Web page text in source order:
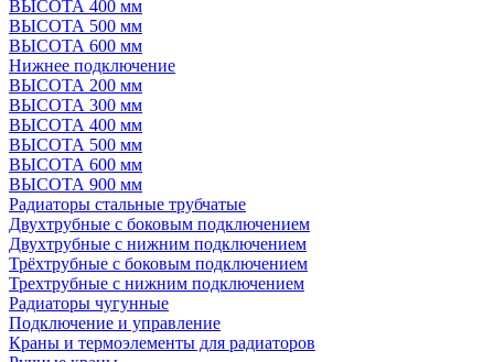
ВЫСОТА 400 мм
ВЫСОТА 500 мм
ВЫСОТА 600 мм
Нижнее подключение
ВЫСОТА 200 мм
ВЫСОТА 300 мм
ВЫСОТА 400 мм
ВЫСОТА 500 мм
ВЫСОТА 600 мм
ВЫСОТА 900 мм
Радиаторы стальные трубчатые
Двухтрубные с боковым подключением
Двухтрубные с нижним подключением
Трёхтрубные с боковым подключением
Трехтрубные с нижним подключением
Радиаторы чугунные
Подключение и управление
Краны и термоэлементы для радиаторов